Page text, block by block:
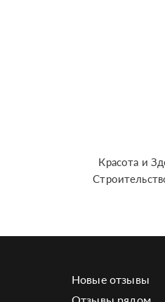
Красота и
Новые отзывы